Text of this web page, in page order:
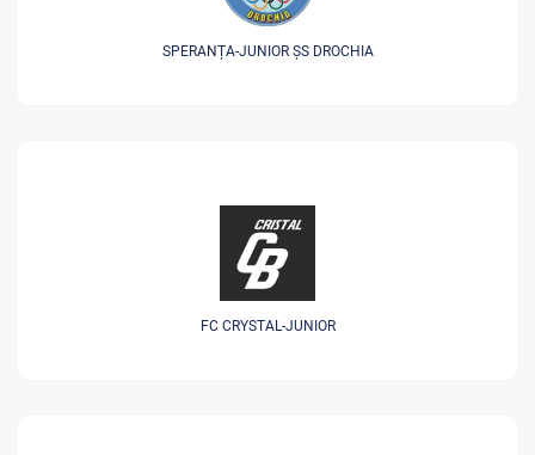
SPERANȚA-JUNIOR ȘS DROCHIA
FC CRYSTAL-JUNIOR